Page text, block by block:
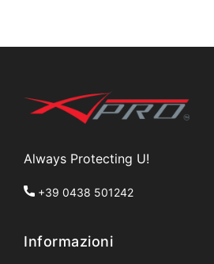
Always Protecting U!
+39 0438 501242
Informazioni